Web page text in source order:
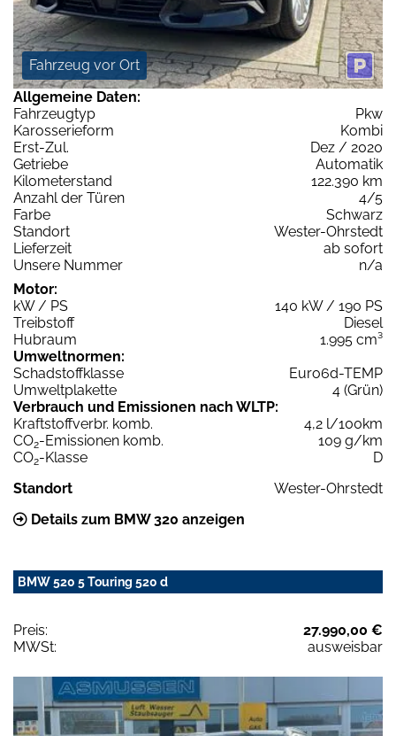
Fahrzeug vor Ort
Allgemeine Daten:
Fahrzeugtyp
Pkw
Karosserieform
Kombi
Erst-Zul.
Dez / 2020
Getriebe
Automatik
Kilometerstand
122.390 km
Anzahl der Türen
4/5
Farbe
Schwarz
Standort
Wester-Ohrstedt
Lieferzeit
ab sofort
Unsere Nummer
n/a
Motor:
kW / PS
140 kW / 190 PS
Treibstoff
Diesel
Hubraum
1.995 cm³
Umweltnormen:
Schadstoffklasse
Euro6d-TEMP
Umweltplakette
4 (Grün)
Verbrauch und Emissionen nach WLTP:
Kraftstoffverbr. komb.
4,2 l/100km
CO2-Emissionen komb.
109 g/km
CO2-Klasse
D
Standort
Wester-Ohrstedt
Details zum BMW 320 anzeigen
BMW 520 5 Touring 520 d
Preis:
27.990,00 €
MWSt:
ausweisbar